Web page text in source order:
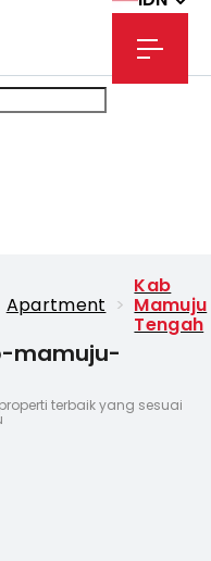
Apartment >
Kab
Mamuju
Tengah
mamuju-
terbaik yang sesuai